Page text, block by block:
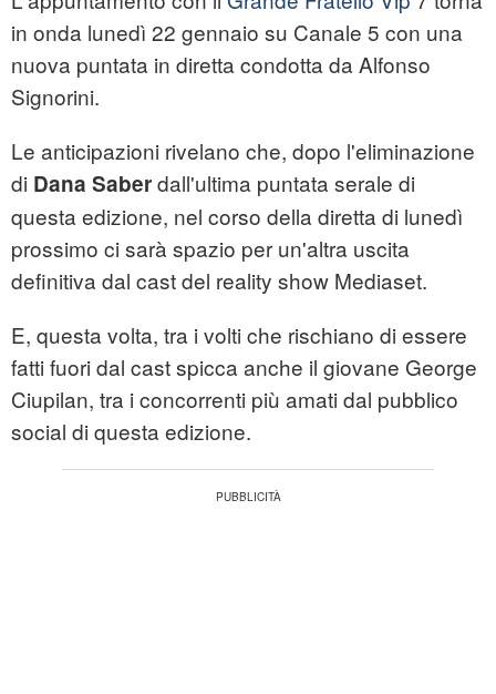
in onda lunedì 22 gennaio su Canale 5 con una
nuova puntata in diretta condotta da Alfonso
Signorini.
Le anticipazioni rivelano che, dopo l'eliminazione
di Dana Saberdall'ultima puntata serale di
questa edizione, nel corso della diretta di lunedì
prossimo ci sarà spazio per un'altra uscita
definitiva dal cast del reality show Mediaset.
E, questa volta, tra i volti che rischiano di essere
fatti fuori dal cast spicca anche il giovane George
Ciupilan, tra i concorrenti più amati dal pubblico
social di questa edizione.